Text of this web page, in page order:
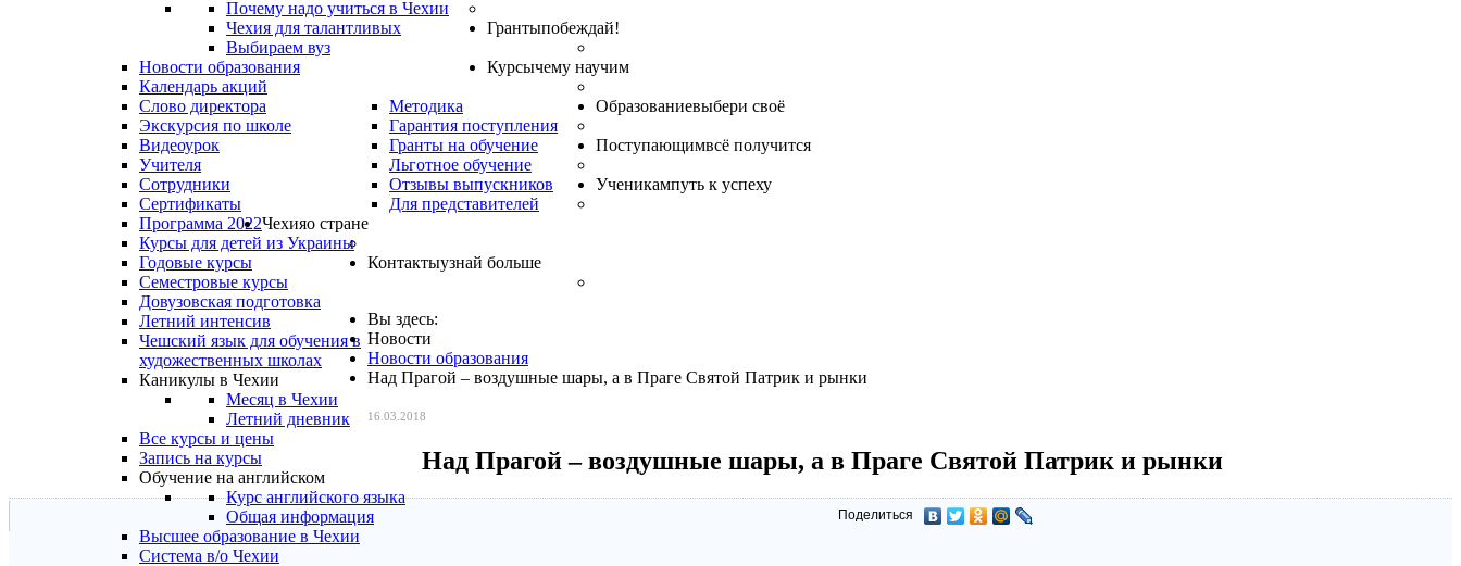
Почему надо учиться в Чехии
Чехия для талантливых
Выбираем вуз
Новости образования
Календарь акций
Слово директора
Экскурсия по школе
Видеоурок
Учителя
Сотрудники
Сертификаты
Методика
Гарантия поступления
Гранты на обучение
Льготное обучение
Отзывы выпускников
Для представителей
Грантыпобеждай!
Программа 2022
Курсычему научим
Курсы для детей из Украины
Годовые курсы
Семестровые курсы
Довузовская подготовка
Летний интенсив
Чешский язык для обучения в
художественных школах
Каникулы в Чехии
Месяц в Чехии
Летний дневник
Все курсы и цены
Запись на курсы
Образованиевыбери своё
Обучение на английском
Курс английского языка
Общая информация
Высшее образование в Чехии
Система в/о Чехии
Поступающимвсё получится
Ученикампуть к успеху
Чехияо стране
Контактыузнай больше
Вы здесь:
Новости
Новости образования
Над Прагой – воздушные шары, а в Праге Святой Патрик и рынки
16.03.2018
Над Прагой – воздушные шары, а в Праге Святой Патрик и рынки
Поделиться